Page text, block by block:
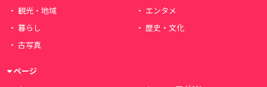
観光・地域
エンタメ
暮らし
歴史・文化
古写真
ページ